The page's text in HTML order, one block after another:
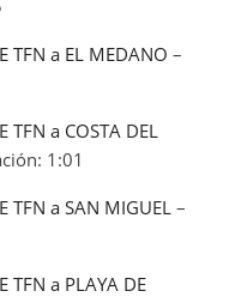
TFN a EL MEDANO –
TFN a COSTA DEL
1:01
TFN a SAN MIGUEL –
TFN a PLAYA DE